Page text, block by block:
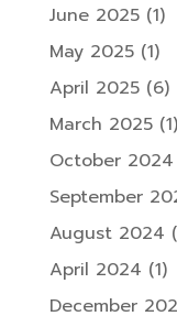
June 2025(1)
May 2025(1)
April 2025(6)
March 2025(1)
October 2024
September
August 2024
April 2024 (1)
December